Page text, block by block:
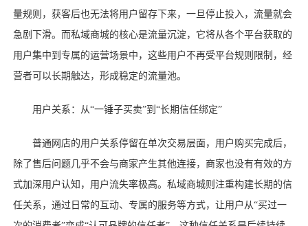
量规则，获客后也无法将用户留存下来，一旦停止投入，流量就会
急剧下滑。而私域商城的核心是流量沉淀，它将从各个平台获取的
用户集中到专属的运营场景中，这些用户不再受平台规则限制，经
营者可以长期触达，形成稳定的流量池。
用户关系：从“一锤子买卖”到“长期信任绑定”
普通网店的用户关系停留在单次交易层面，用户购买完成后，
除了售后问题几乎不会与商家产生其他连接，商家也没有有效的方
式加深用户认知，用户流失率极高。私域商城则注重构建长期的信
任关系，通过日常的互动、专属的服务等方式，让用户从“买过一